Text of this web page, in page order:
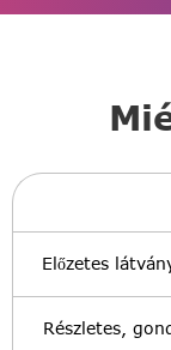
Előzetes
Részletes,